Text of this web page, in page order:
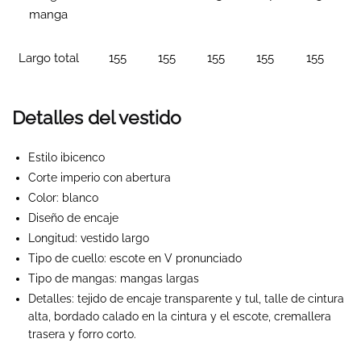
manga
Largo total 155 155 155 155 155
Detalles del vestido
Estilo ibicenco
Corte imperio con abertura
Color: blanco
Diseño de encaje
Longitud: vestido largo
Tipo de cuello: escote en V pronunciado
Tipo de mangas: mangas largas
Detalles: tejido de encaje transparente y tul, talle de cintura
alta, bordado calado en la cintura y el escote, cremallera
trasera y forro corto.